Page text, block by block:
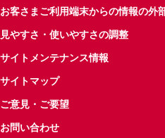
お客さまご利用端末からの情報の外
見やすさ・使いやすさの調整
サイトメンテナンス情報
サイトマップ
ご意見・ご要望
お問い合わせ